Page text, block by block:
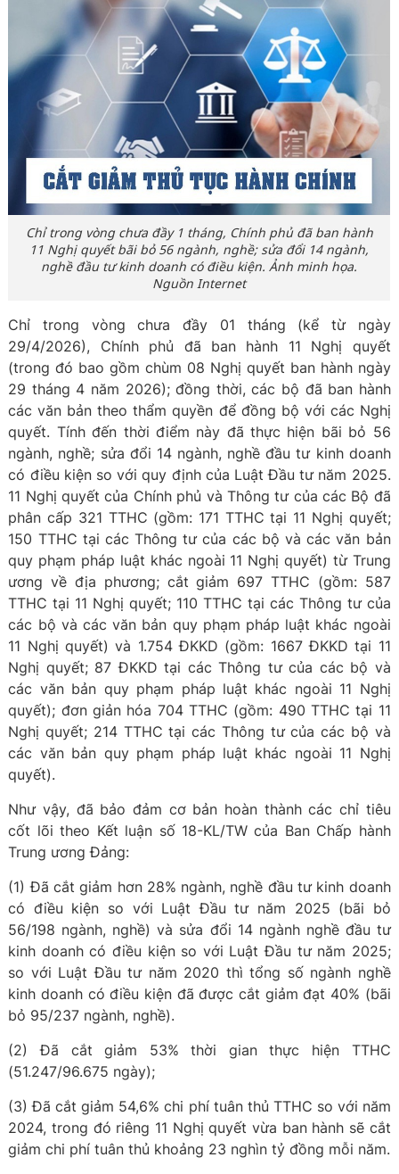
Chỉ trong vòng chưa đầy 1 tháng, Chính phủ đã ban hành
11 Nghị quyết bãi bỏ 56 ngành, nghề; sửa đổi 14 ngành,
nghề đầu tư kinh doanh có điều kiện. Ảnh minh họa.
Nguồn Internet
Chỉ trong vòng chưa đầy 01 tháng (kể từ ngày
29/4/2026), Chính phủ đã ban hành 11 Nghị quyết
(trong đó bao gồm chùm 08 Nghị quyết ban hành ngày
29 tháng 4 năm 2026); đồng thời, các bộ đã ban hành
các văn bản theo thẩm quyền để đồng bộ với các Nghị
quyết. Tính đến thời điểm này đã thực hiện bãi bỏ 56
ngành, nghề; sửa đổi 14 ngành, nghề đầu tư kinh doanh
có điều kiện so với quy định của Luật Đầu tư năm 2025.
11 Nghị quyết của Chính phủ và Thông tư của các Bộ đã
phân cấp 321 TTHC (gồm: 171 TTHC tại 11 Nghị quyết;
150 TTHC tại các Thông tư của các bộ và các văn bản
quy phạm pháp luật khác ngoài 11 Nghị quyết) từ Trung
ương về địa phương; cắt giảm 697 TTHC (gồm: 587
TTHC tại 11 Nghị quyết; 110 TTHC tại các Thông tư của
các bộ và các văn bản quy phạm pháp luật khác ngoài
11 Nghị quyết) và 1.754 ĐKKD (gồm: 1667 ĐKKD tại 11
Nghị quyết; 87 ĐKKD tại các Thông tư của các bộ và
các văn bản quy phạm pháp luật khác ngoài 11 Nghị
quyết); đơn giản hóa 704 TTHC (gồm: 490 TTHC tại 11
Nghị quyết; 214 TTHC tại các Thông tư của các bộ và
các văn bản quy phạm pháp luật khác ngoài 11 Nghị
quyết).
Như vậy, đã bảo đảm cơ bản hoàn thành các chỉ tiêu
cốt lõi theo Kết luận số 18-KL/TW của Ban Chấp hành
Trung ương Đảng:
(1) Đã cắt giảm hơn 28% ngành, nghề đầu tư kinh doanh
có điều kiện so với Luật Đầu tư năm 2025 (bãi bỏ
56/198 ngành, nghề) và sửa đổi 14 ngành nghề đầu tư
kinh doanh có điều kiện so với Luật Đầu tư năm 2025;
so với Luật Đầu tư năm 2020 thì tổng số ngành nghề
kinh doanh có điều kiện đã được cắt giảm đạt 40% (bãi
bỏ 95/237 ngành, nghề).
(2) Đã cắt giảm 53% thời gian thực hiện TTHC
(51.247/96.675 ngày);
(3) Đã cắt giảm 54,6% chi phí tuân thủ TTHC so với năm
2024, trong đó riêng 11 Nghị quyết vừa ban hành sẽ cắt
giảm chi phí tuân thủ khoảng 23 nghìn tỷ đồng mỗi năm.